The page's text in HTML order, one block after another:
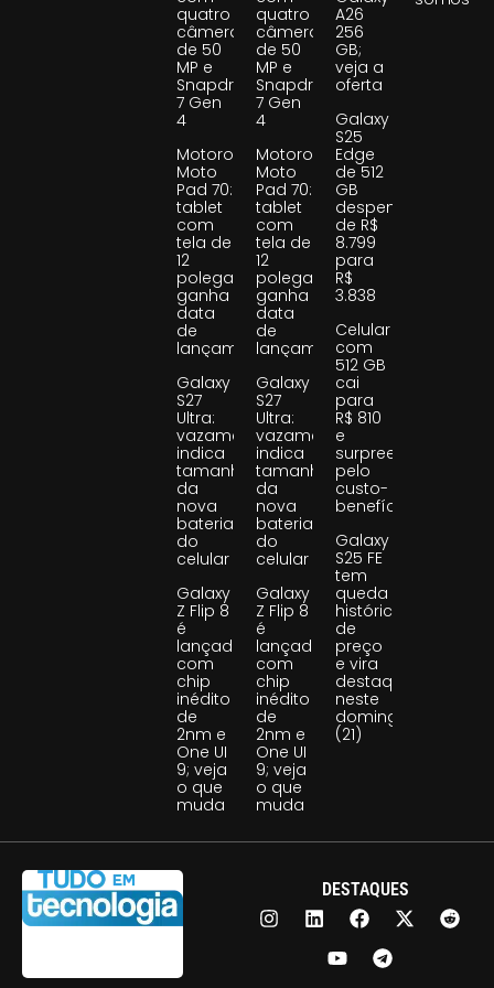
quatro
câmeras
de 50
MP e
Snapdragon
7 Gen
4
Motorola
Moto
Pad 70:
tablet
com
tela de
12
polegadas
ganha
data
de
lançamento
Galaxy
S27
Ultra:
vazamento
indica
tamanho
da
nova
bateria
do
celular
Galaxy
Z Flip 8
é
lançado
com
chip
inédito
de
2nm e
One UI
9; veja
o que
muda
quatro
câmeras
de 50
MP e
Snapdragon
7 Gen
4
Motorola
Moto
Pad 70:
tablet
com
tela de
12
polegadas
ganha
data
de
lançamento
Galaxy
S27
Ultra:
vazamento
indica
tamanho
da
nova
bateria
do
celular
Galaxy
Z Flip 8
é
lançado
com
chip
inédito
de
2nm e
One UI
9; veja
o que
muda
A26
256
GB;
veja a
oferta
Galaxy
S25
Edge
de 512
GB
despenca
de R$
8.799
para
R$
3.838
Celular
com
512 GB
cai
para
R$ 810
e
surpreende
pelo
custo-
benefício
Galaxy
S25 FE
tem
queda
histórica
de
preço
e vira
destaque
neste
domingo
(21)
DESTAQUES